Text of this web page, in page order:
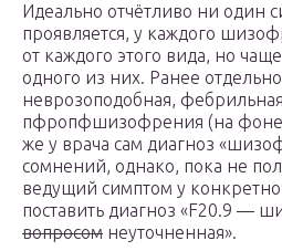
Идеально отчётливо ни один
проявляется, у каждого
от каждого этого вида, но
одного из них. Ранее
неврозоподобная,
пфропфшизофрения (на
же у врача сам диагноз
сомнений, однако, пока не
ведущий симптом у
поставить диагноз «F20.9 —
вопросом неуточненная».